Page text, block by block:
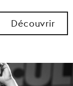
Découvrir